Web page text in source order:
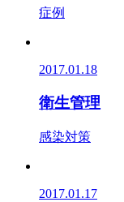
症例
2017.01.18
衛生管理
感染対策
2017.01.17